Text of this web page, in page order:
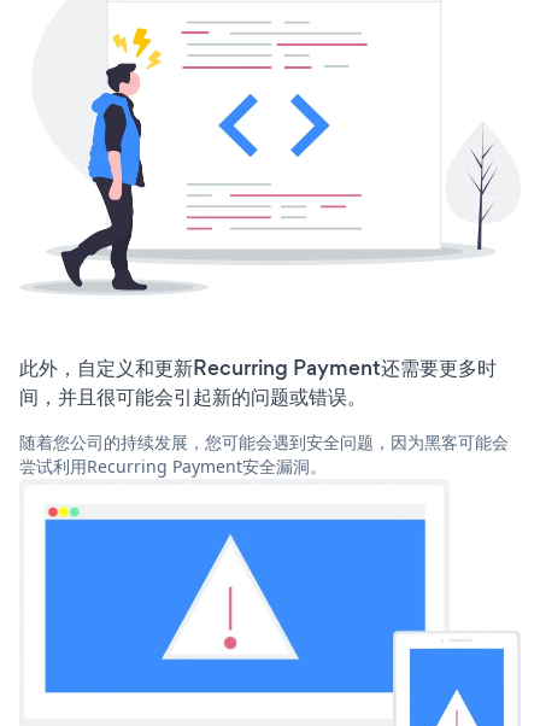
此外，自定义和更新Recurring Payment还需要更多时
间，并且很可能会引起新的问题或错误。
随着您公司的持续发展，您可能会遇到安全问题，因为黑客可能会
尝试利用Recurring Payment安全漏洞。